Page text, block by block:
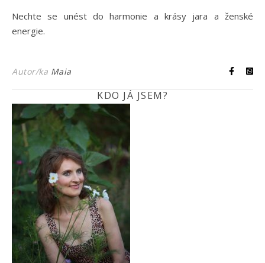
Nechte se unést do harmonie a krásy jara a ženské
energie.
Autor/ka Maia
KDO JÁ JSEM?